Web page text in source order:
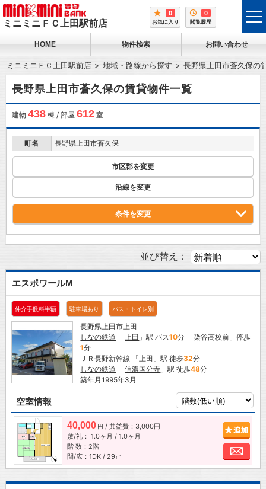
ミニミニＦＣ上田駅前店
0
お気に入り
0
閲覧履歴
HOME 物件検索 お問い合わせ
ミニミニＦＣ上田駅前店 地域・路線から探す 長野県上田市蒼久保の
長野県上田市蒼久保の賃貸物件一覧
建物 438棟 / 部屋 612室
町名 長野県上田市蒼久保
市区郡を変更
沿線を変更
条件を変更
並び替え：
エスポワールM
仲介手数料半額 駐車場あり バス・トイレ別
長野県上田市上田
しなの鉄道 「上田 」駅 バス10分 「染谷高校前」停歩
1分
ＪＲ長野新幹線 「上田 」駅 徒歩32分
しなの鉄道 「信濃国分寺 」駅 徒歩48分
築年月1995年3月
空室情報
40,000 円 / 共益費：3,000円
敷/礼： 1.0ヶ月 / 1.0ヶ月
階 数：2階
間/広：1DK / 29㎡
お